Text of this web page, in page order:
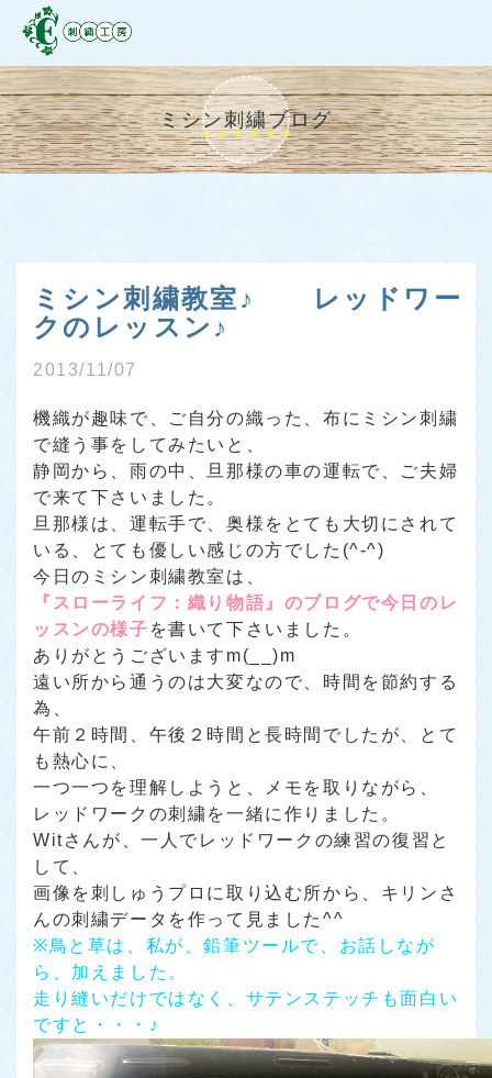
ミシン刺繍ブログ
ミシン刺繍教室♪ レッドワー
クのレッスン♪
2013/11/07
機織が趣味で、ご自分の織った、布にミシン刺繍
で縫う事をしてみたいと、
静岡から、雨の中、旦那様の車の運転で、ご夫婦
で来て下さいました。
旦那様は、運転手で、奥様をとても大切にされて
いる、とても優しい感じの方でした(^-^)
今日のミシン刺繍教室は、
『スローライフ：織り物語』のブログで今日のレ
ッスンの様子 を書いて下さいました。
ありがとうございますm(__)m
遠い所から通うのは大変なので、時間を節約する
為、
午前２時間、午後２時間と長時間でしたが、とて
も熱心に、
一つ一つを理解しようと、メモを取りながら、
レッドワークの刺繍を一緒に作りました。
Witさんが、一人でレッドワークの練習の復習と
して、
画像を刺しゅうプロに取り込む所から、キリンさ
んの刺繍データを作って見ました^^
※鳥と草は、私が、鉛筆ツールで、お話しなが
ら、加えました。
走り縫いだけではなく、サテンステッチも面白い
ですと・・・♪